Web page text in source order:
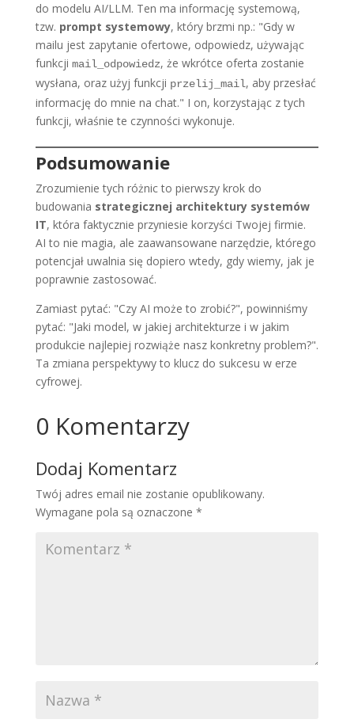
do modelu AI/LLM. Ten ma informację systemową,
tzw. prompt systemowy, który brzmi np.: "Gdy w
mailu jest zapytanie ofertowe, odpowiedz, używając
funkcji mail_odpowiedz, że wkrótce oferta zostanie
wysłana, oraz użyj funkcji przelij_mail, aby przesłać
informację do mnie na chat." I on, korzystając z tych
funkcji, właśnie te czynności wykonuje.
Podsumowanie
Zrozumienie tych różnic to pierwszy krok do
budowania strategicznej architektury systemów
IT, która faktycznie przyniesie korzyści Twojej firmie.
AI to nie magia, ale zaawansowane narzędzie, którego
potencjał uwalnia się dopiero wtedy, gdy wiemy, jak je
poprawnie zastosować.
Zamiast pytać: "Czy AI może to zrobić?", powinniśmy
pytać: "Jaki model, w jakiej architekturze i w jakim
produkcie najlepiej rozwiąże nasz konkretny problem?".
Ta zmiana perspektywy to klucz do sukcesu w erze
cyfrowej.
0 Komentarzy
Dodaj Komentarz
Twój adres email nie zostanie opublikowany.
Wymagane pola są oznaczone *